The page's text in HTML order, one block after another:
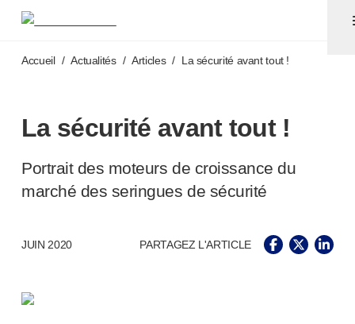
Aiguilles pour stylos et seringues avec aiguilles
®
Unifine Pentips
Aiguille de sécurité Unifine
Seringue Unifine®
Unistik ShieldLock
Unistik®VacuFlip
Accueil / Actualités / Articles / La sécurité avant tout !
La sécurité avant tout !
Portrait des moteurs de croissance du
marché des seringues de sécurité
JUIN 2020 PARTAGEZ L'ARTICLE